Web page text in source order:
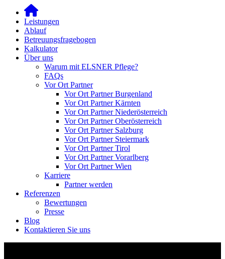
Leistungen
Ablauf
Betreuungsfragebogen
Kalkulator
Über uns
Warum mit ELSNER Pflege?
FAQs
Vor Ort Partner
Vor Ort Partner Burgenland
Vor Ort Partner Kärnten
Vor Ort Partner Niederösterreich
Vor Ort Partner Oberösterreich
Vor Ort Partner Salzburg
Vor Ort Partner Steiermark
Vor Ort Partner Tirol
Vor Ort Partner Vorarlberg
Vor Ort Partner Wien
Karriere
Partner werden
Referenzen
Bewertungen
Presse
Blog
Kontaktieren Sie uns